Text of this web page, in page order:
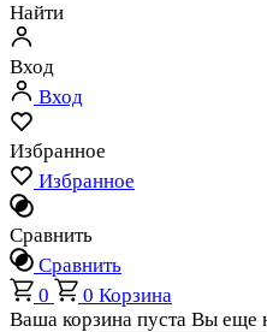
Найти
Вход
Вход
Избранное
Избранное
Сравнить
Сравнить
0
0 Корзина
Ваша корзина пуста Вы еще